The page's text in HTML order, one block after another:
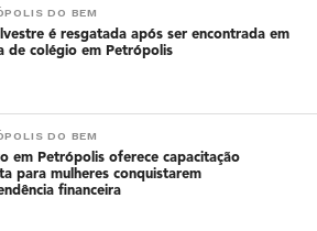
DO BEM
é resgatada após ser encontrada em
de colégio em Petrópolis
DO BEM
em Petrópolis oferece capacitação
para mulheres conquistarem
financeira